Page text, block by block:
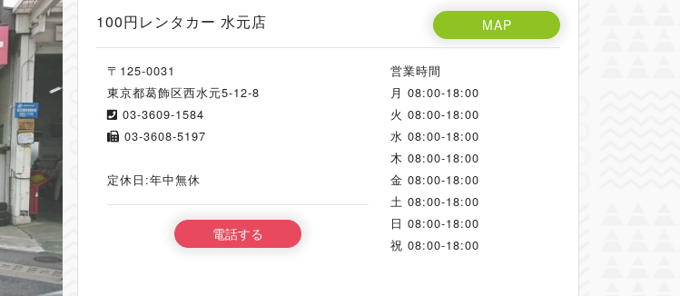
100円レンタカー 水元店 MAP
〒125-0031
東京都葛飾区西水元5-12-8
03-3609-1584
03-3608-5197
定休日:年中無休
電話する
営業時間
月 08:00-18:00
火 08:00-18:00
水 08:00-18:00
木 08:00-18:00
金 08:00-18:00
土 08:00-18:00
日 08:00-18:00
祝 08:00-18:00